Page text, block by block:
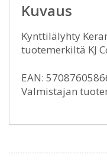
Kuvaus
Kynttilälyhty
tuotemerkiltä KJ
EAN:
Valmistajan